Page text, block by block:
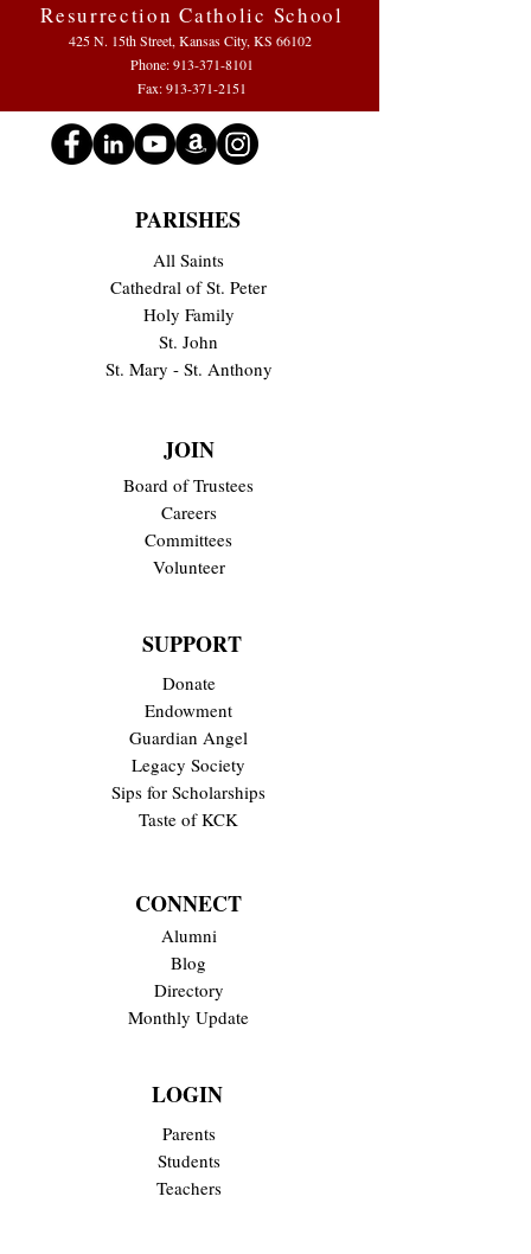
Resurrection Catholic School
425 N. 15th Street, Kansas City, KS 66102
Phone:913-371-8101
Fax: 913-371-2151
PARISHES
All Saints
Cathedral of St. Peter
Holy Family
St. John
St. Mary - St. Anthony
JOIN
Board of Trustees
Careers
Committees
Volunteer
SUPPORT
Donate
Endowment
Guardian Angel
Legacy Society
Sips for Scholarships
Taste of KCK
CONNECT
Alumni
Blog
Directory
Monthly Update
LOGIN
Parents
Students
Teachers